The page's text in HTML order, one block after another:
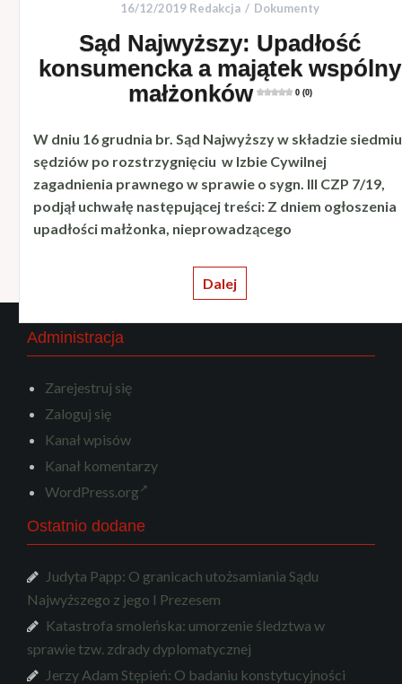
16/12/2019 Redakcja Dokumenty
Sąd Najwyższy: Upadłość
konsumencka a majątek wspólny
małżonków
0 (0)
​W dniu 16 grudnia br. Sąd Najwyższy w składzie siedmiu
sędziów po rozstrzygnięciu w Izbie Cywilnej
zagadnienia prawnego w sprawie o sygn. III CZP 7/19,
podjął uchwałę następującej treści: Z dniem ogłoszenia
upadłości małżonka, nieprowadzącego
Dalej
Administracja
Zarejestruj się
Zaloguj się
Kanał wpisów
Kanał komentarzy
WordPress.org
Ostatnio dodane
Judyta Papp: O granicach utożsamiania Sądu
Najwyższego z jego I Prezesem
Katastrofa smoleńska: umorzenie śledztwa w
sprawie tzw. zdrady dyplomatycznej
Jerzy Adam Stępień: O badaniu konstytucyjności